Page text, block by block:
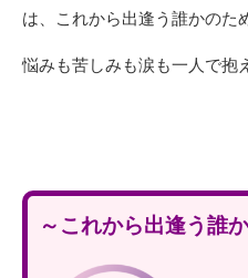
は、これから出逢う誰かのた
悩みも苦しみも涙も一人で抱
～これから出逢う誰